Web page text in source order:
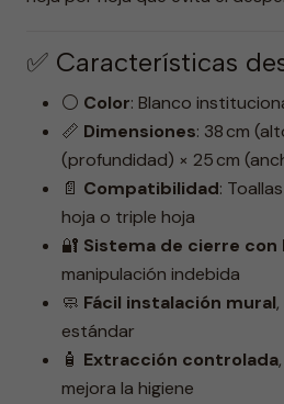
✅ Características
⚪ Color: Blanco
📏 Dimensiones: 38 cm
(profundidad) × 25 cm
📄 Compatibilidad:
hoja o triple hoja
🔐 Sistema de cierre con
manipulación indebida
🧼 Fácil instalación mural
estándar
🧴 Extracción controlada
mejora la higiene